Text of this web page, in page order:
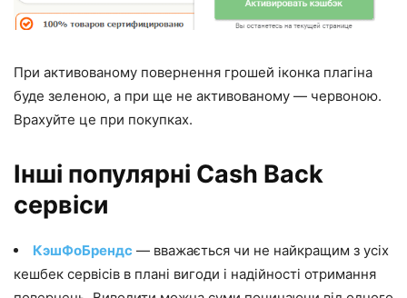
При активованому повернення грошей іконка плагіна
буде зеленою, а при ще не активованому — червоною.
Врахуйте це при покупках.
Інші популярні Cash Back
сервіси
КэшФоБрендс — вважається чи не найкращим з усіх
кешбек сервісів в плані вигоди і надійності отримання